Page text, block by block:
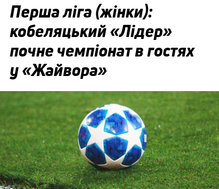
Перша ліга (жінки):
кобеляцький «Лідер»
почне чемпіонат в гостях
у «Жайвора»